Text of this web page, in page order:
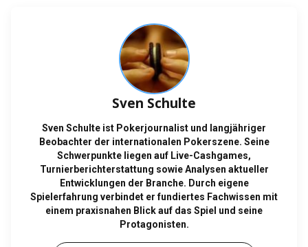
Sven Schulte
Sven Schulte ist Pokerjournalist und langjähriger
Beobachter der internationalen Pokerszene. Seine
Schwerpunkte liegen auf Live-Cashgames,
Turnierberichterstattung sowie Analysen aktueller
Entwicklungen der Branche. Durch eigene
Spielerfahrung verbindet er fundiertes Fachwissen mit
einem praxisnahen Blick auf das Spiel und seine
Protagonisten.